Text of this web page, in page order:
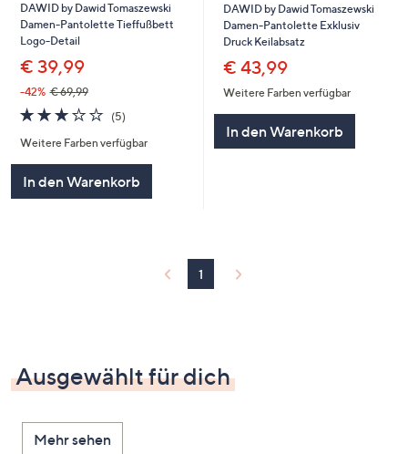
DAWID by Dawid Tomaszewski
Damen-Pantolette Tieffußbett
Logo-Detail
€ 39,99
-42% € 69,99
3.0
von
5
(5)5
Weitere Farben verfügbar
In den Warenkorb
DAWID by Dawid Tomaszewski
Damen-Pantolette Exklusiv
Druck Keilabsatz
€ 43,99
Weitere Farben verfügbar
In den Warenkorb
1
Ausgewählt für dich
Mehr sehen